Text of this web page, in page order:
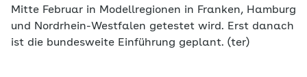
Mitte Februar in Modellregionen in Franken, Hamburg
und Nordrhein-Westfalen getestet wird. Erst danach
ist die bundesweite Einführung geplant. (ter)